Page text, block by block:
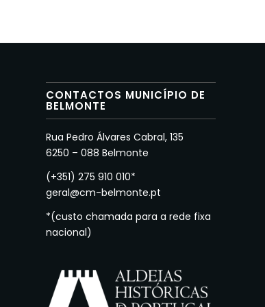
CONTACTOS MUNICÍPIO DE
BELMONTE
Rua Pedro Álvares Cabral, 135
6250 – 088 Belmonte
(+351) 275 910 010*
geral@cm-belmonte.pt
*(custo chamada para a rede fixa
nacional)